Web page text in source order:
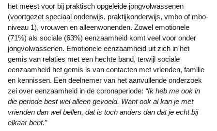
het meest voor bij praktisch opgeleide jongvolwassenen
(voortgezet speciaal onderwijs, praktijkonderwijs, vmbo of mbo-
niveau 1), vrouwen en alleenwonenden. Zowel emotionele
(71%) als sociale (63%) eenzaamheid komt veel voor onder
jongvolwassenen. Emotionele eenzaamheid uit zich in het
gemis van relaties met een hechte band, terwijl sociale
eenzaamheid het gemis is van contacten met vrienden, familie
en kennissen. Een deelnemer van het aanvullende onderzoek
zei over eenzaamheid in de coronaperiode: “Ik heb me ook in
die periode best wel alleen gevoeld. Want ook al kan je met
vrienden dan wel bellen, dat is toch anders dan dat je echt bij
elkaar bent.”